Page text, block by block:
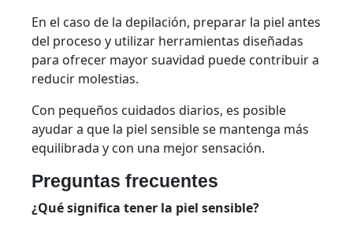
En el caso de la depilación, preparar la piel antes
del proceso y utilizar herramientas diseñadas
para ofrecer mayor suavidad puede contribuir a
reducir molestias.
Con pequeños cuidados diarios, es posible
ayudar a que la piel sensible se mantenga más
equilibrada y con una mejor sensación.
Preguntas frecuentes
¿Qué significa tener la piel sensible?